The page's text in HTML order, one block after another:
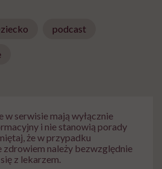
podcast
w serwisie mają wyłącznie
i nie stanowią porady
że w przypadku
zdrowiem należy bezwzględnie
z lekarzem.